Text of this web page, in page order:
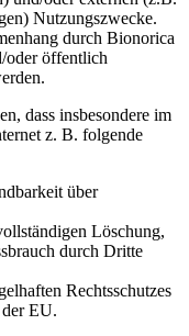
Nutzungszwecke.
durch Bionorica
oder öffentlich
dass insbesondere im
z. B. folgende
über
Löschung,
durch Dritte
Rechtsschutzes
EU.